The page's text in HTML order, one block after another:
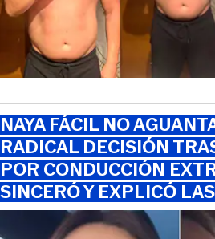
NAYA FÁCIL NO
RADICAL DECISIÓN
POR CONDUCCIÓN
SINCERÓ Y EXPLICÓ